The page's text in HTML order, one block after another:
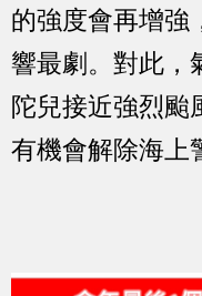
的強度會再增強
響最劇。對此，
陀兒接近強烈颱
有機會解除海上